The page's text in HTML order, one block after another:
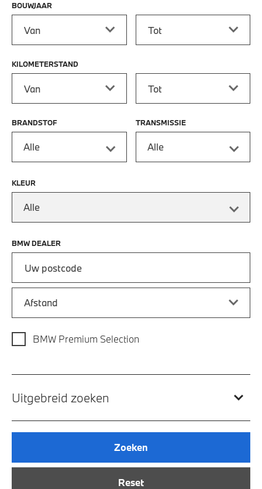
BOUWJAAR
KILOMETERSTAND
BRANDSTOF
Alle
TRANSMISSIE
Alle
KLEUR
Alle
BMW DEALER
BMW Premium Selection
Uitgebreid zoeken
Reset
Zoeken